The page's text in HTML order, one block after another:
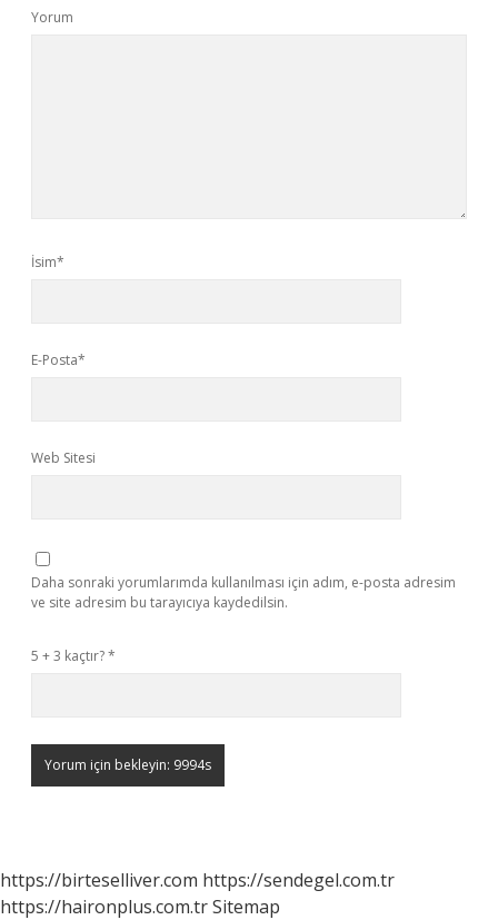
Yorum
İsim*
E-Posta*
Web Sitesi
Daha sonraki yorumlarımda kullanılması için adım, e-posta adresim
ve site adresim bu tarayıcıya kaydedilsin.
5 + 3 kaçtır?*
https://birteselliver.com https://sendegel.com.tr
https://haironplus.com.trSitemap